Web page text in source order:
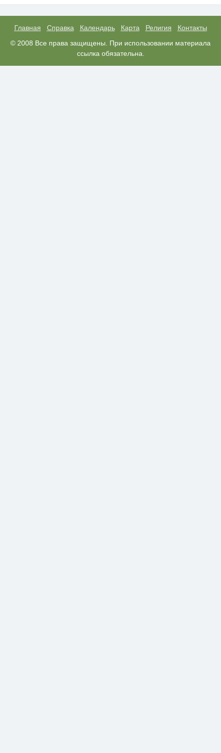
Главная Справка Календарь Карта Религия
Контакты
© 2008 Все права защищены. При использовании материала
ссылка обязательна.
i
Ролик из Омска: вы будете